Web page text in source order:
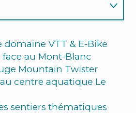
domaine VTT & E-Bike
au Mont-Blanc
Mountain Twister
centre aquatique Le
sentiers thématiques